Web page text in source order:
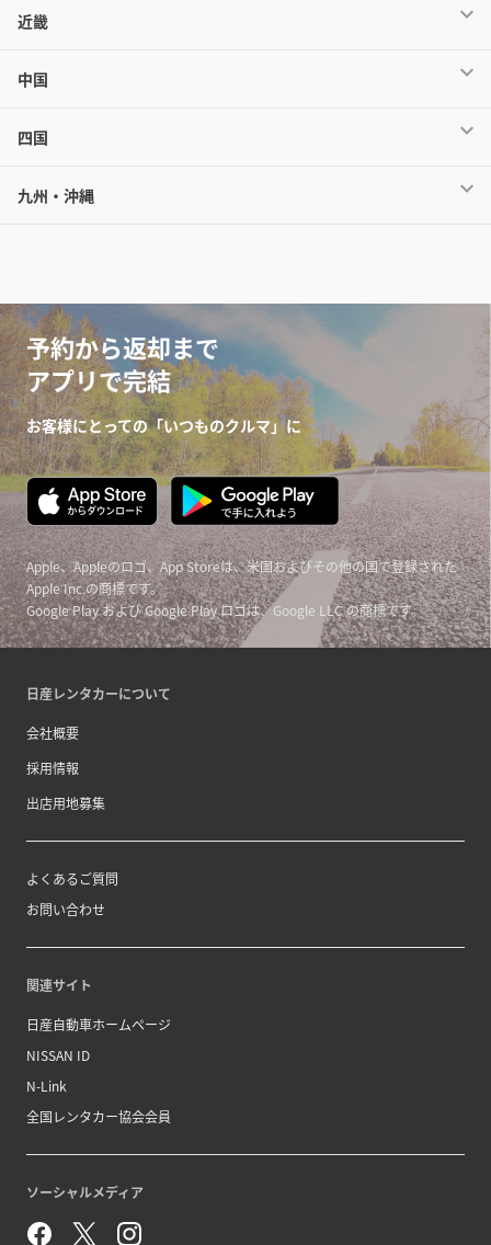
近畿
中国
四国
九州・沖縄
予約から返却まで
アプリで完結
お客様にとっての「いつものクルマ」に
Apple、Appleのロゴ、App Storeは、米国およびその他の国で登録された
Apple Inc.の商標です。
Google Play および Google Play ロゴは、Google LLC の商標です。
日産レンタカーについて
会社概要
採用情報
出店用地募集
よくあるご質問
お問い合わせ
関連サイト
日産自動車ホームページ
NISSAN ID
N-Link
全国レンタカー協会会員
ソーシャルメディア